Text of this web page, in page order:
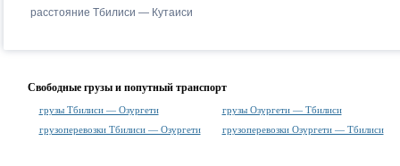
расстояние Тбилиси — Кутаиси
Свободные грузы и попутный транспорт
грузы Тбилиси — Озургети
грузы Озургети — Тбилиси
грузоперевозки Тбилиси — Озургети
грузоперевозки Озургети — Тбилиси